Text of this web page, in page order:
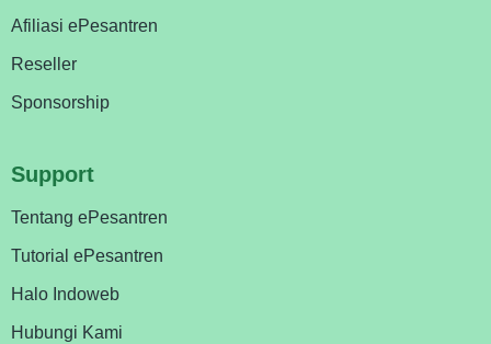
Afiliasi ePesantren
Reseller
Sponsorship
Support
Tentang ePesantren
Tutorial ePesantren
Halo Indoweb
Hubungi Kami